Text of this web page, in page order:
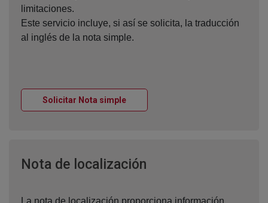
limitaciones.
Este servicio incluye, si así se solicita, la traducción
al inglés de la nota simple.
Solicitar Nota simpleVentana nueva
Nota de localización